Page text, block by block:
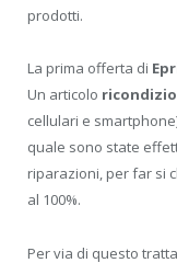
prodotti.
La prima offerta di
Un articolo
cellulari e
quale sono state
riparazioni, per far si
al 100%.
Per via di questo